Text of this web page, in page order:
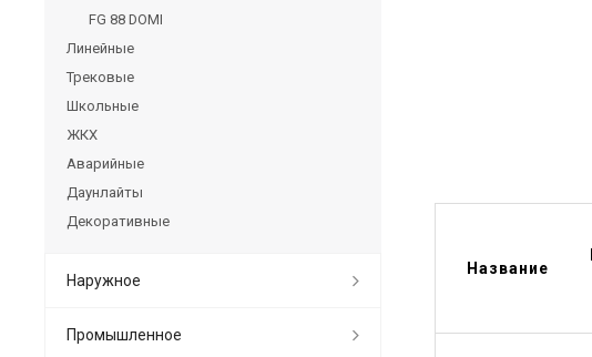
Название
FG 88 DOMI
Линейные
Трековые
Школьные
ЖКХ
Аварийные
Даунлайты
Декоративные
Наружное
Промышленное